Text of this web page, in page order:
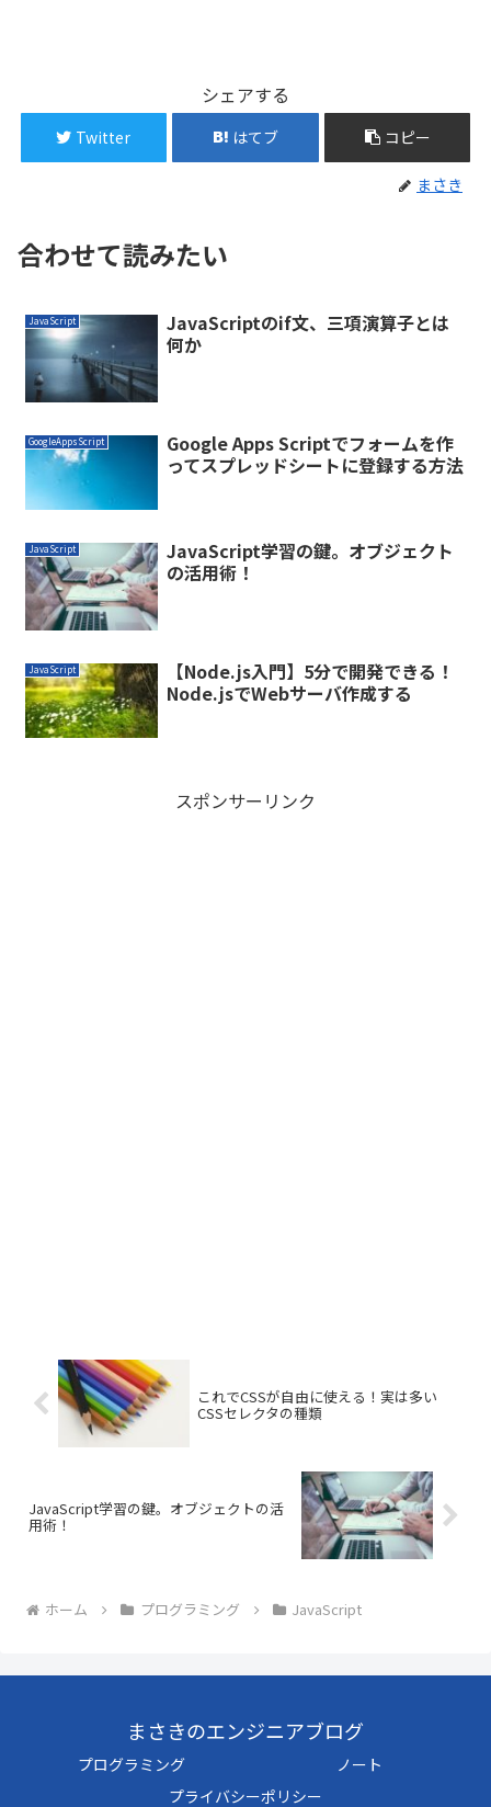
シェアする
Twitter はてブ コピー
まさき
合わせて読みたい
JavaScript
JavaScriptのif文、三項演算子とは
何か
GoogleAppsScript
Google Apps Scriptでフォームを作
ってスプレッドシートに登録する方法
JavaScript
JavaScript学習の鍵。オブジェクト
の活用術！
JavaScript
【Node.js入門】5分で開発できる！
Node.jsでWebサーバ作成する
スポンサーリンク
これでCSSが自由に使える！実は多い
CSSセレクタの種類
JavaScript学習の鍵。オブジェクトの活
用術！
ホーム プログラミング JavaScript
まさきのエンジニアブログ
プログラミング
ノート
プライバシーポリシー